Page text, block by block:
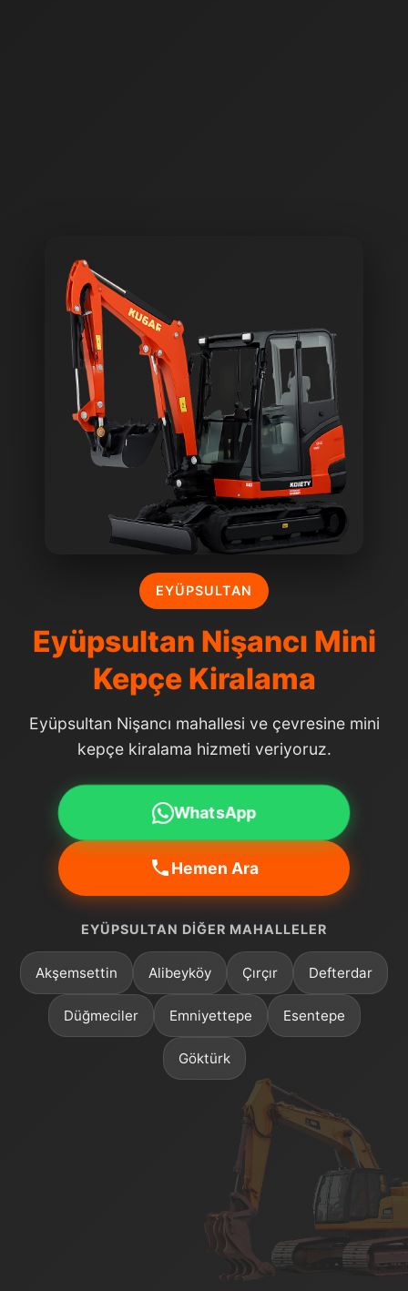
EYÜPSULTAN
Eyüpsultan Nişancı Mini
Kepçe Kiralama
Eyüpsultan Nişancı mahallesi ve çevresine mini
kepçe kiralama hizmeti veriyoruz.
WhatsApp
Hemen Ara
EYÜPSULTAN DIĞER MAHALLELER
Akşemsettin Alibeyköy Çırçır Defterdar
Düğmeciler Emniyettepe Esentepe
Göktürk